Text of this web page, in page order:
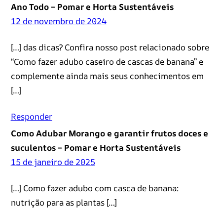
Ano Todo – Pomar e Horta Sustentáveis
12 de novembro de 2024
[…] das dicas? Confira nosso post relacionado sobre
“Como fazer adubo caseiro de cascas de banana” e
complemente ainda mais seus conhecimentos em
[…]
Responder
Como Adubar Morango e garantir frutos doces e
suculentos – Pomar e Horta Sustentáveis
15 de janeiro de 2025
[…] Como fazer adubo com casca de banana:
nutrição para as plantas […]